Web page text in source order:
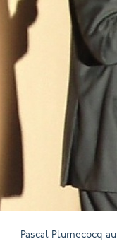
Pascal Plumecocq